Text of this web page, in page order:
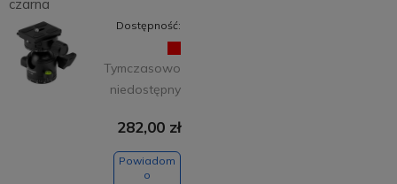
czarna
Dostępność:
Tymczasowo
niedostępny
282,00 zł
Powiadom
o